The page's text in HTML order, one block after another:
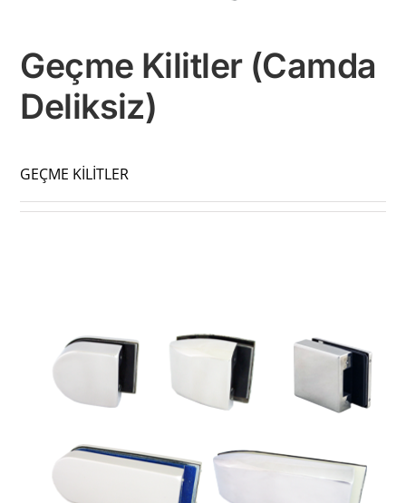
Geçme Kilitler (Camda
Deliksiz)
GEÇME KİLİTLER